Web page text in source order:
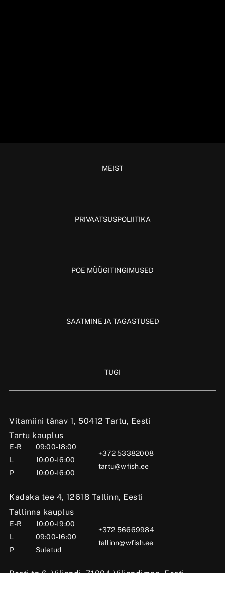
Vitamiini tänav 1, 50412 Tartu, Eesti
Tartu kauplus
E-R
09:00-18:00
L
10:00-16:00
P
10:00-16:00
+372 53382008
tartu@wfish.ee
Kadaka tee 4, 12618 Tallinn, Eesti
Tallinna kauplus
E-R
10:00-19:00
L
09:00-16:00
P
Suletud
+372 56669984
tallinn@wfish.ee
Posti tn 6, Viljandi, 71004 Viljandimaa, Eesti
MEIST
PRIVAATSUSPOLIITIKA
POE MÜÜGITINGIMUSED
SAATMINE JA TAGASTUSED
TUGI